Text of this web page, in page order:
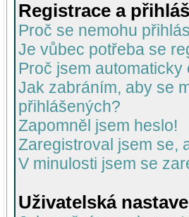
Registrace a
Proč se nemohu
Je vůbec potřeba se
Proč jsem automaticky
Jak zabráním, aby se
přihlášených?
Zapomněl jsem heslo!
Zaregistroval jsem se,
V minulosti jsem se
Uživatelská